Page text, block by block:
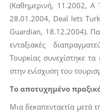
(Καθημερινή, 11.2002, A
28.01.2004, Deal lets
Guardian, 18.12.2004).
ενταξιακές
Τουρκίας συνεχίστηκε
στην ενίσχυση του
Το αποτυχημένο
Μια δεκαπενταετία μετά